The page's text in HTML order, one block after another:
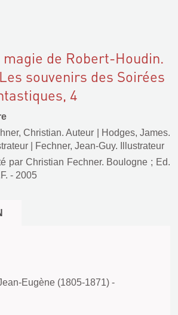
magie de Robert-Houdin.
souvenirs des Soirées
4
Christian. Auteur
Hodges, James.
Fechner, Jean-Guy. Illustrateur
par Christian Fechner. Boulogne ; Ed.
- 2005
Eugène (1805-1871) -